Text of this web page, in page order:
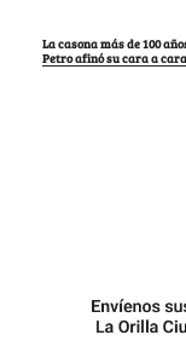
La casona más de 100
Petro afinó su cara a